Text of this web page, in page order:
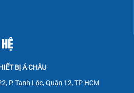
BỊ Á CHÂU
P. Tạnh Lộc, Quận 12, TP HCM